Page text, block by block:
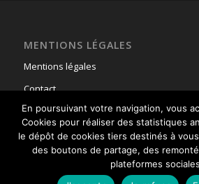
MENTIONS LÉGALES
Mentions légales
Contact
© Copyright - Union Nationale des
En poursuivant votre navigation, vous
Cookies pour réaliser des statistiques
le dépôt de cookies tiers destinés à
des boutons de partage, des
plateformes